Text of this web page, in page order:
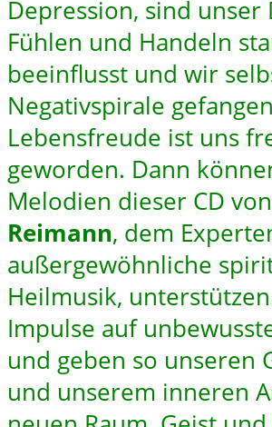
Depression, sind unser
Fühlen und Handeln
beeinflusst und wir
Negativspirale
Lebensfreude ist uns
geworden. Dann
Melodien dieser CD von
Reimann, dem
außergewöhnliche
Heilmusik,
Impulse auf
und geben so unseren
und unserem inneren